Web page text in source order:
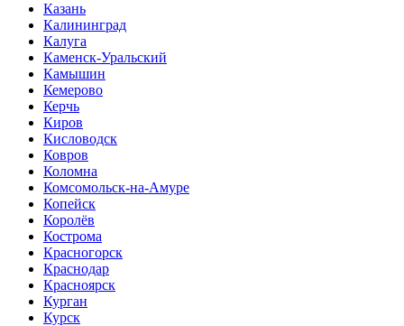
Казань
Калининград
Калуга
Каменск-Уральский
Камышин
Кемерово
Керчь
Киров
Кисловодск
Ковров
Коломна
Комсомольск-на-Амуре
Копейск
Королёв
Кострома
Красногорск
Краснодар
Красноярск
Курган
Курск